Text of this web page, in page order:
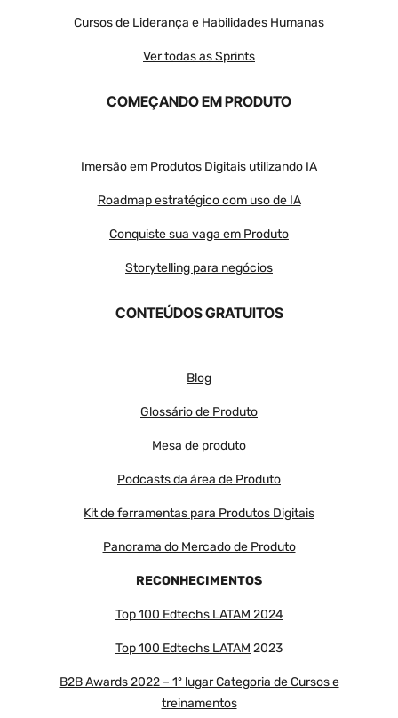
Cursos de Liderança e Habilidades Humanas
Ver todas as Sprints
COMEÇANDO EM PRODUTO
Imersão em Produtos Digitais utilizando IA
Roadmap estratégico com uso de IA
Conquiste sua vaga em Produto
Storytelling para negócios
CONTEÚDOS GRATUITOS
Blog
Glossário de Produto
Mesa de produto
Podcasts da área de Produto
Kit de ferramentas para Produtos Digitais
Panorama do Mercado de Produto
RECONHECIMENTOS
Top 100 Edtechs LATAM 2024
Top 100 Edtechs LATAM 2023
B2B Awards 2022 – 1º lugar Categoria de Cursos e
treinamentos